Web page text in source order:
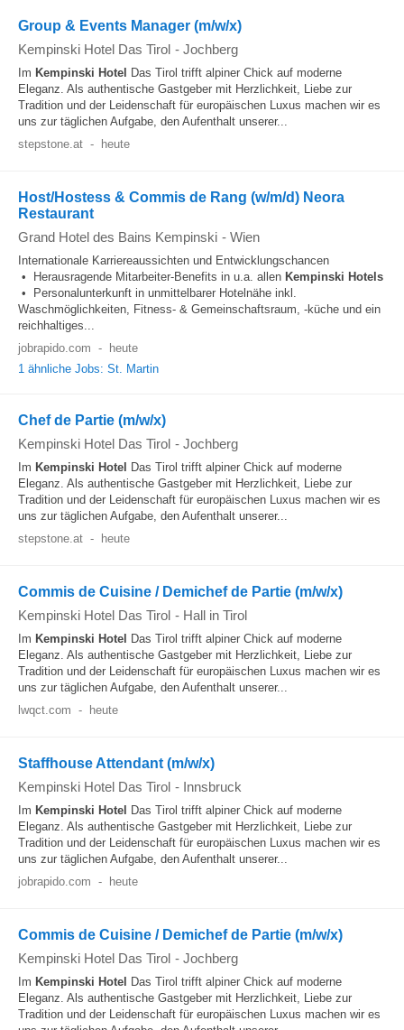
Group & Events Manager (m/w/x)
Kempinski Hotel Das Tirol - Jochberg
Im Kempinski Hotel
Das Tirol trifft alpiner Chick auf moderne
Eleganz. Als authentische Gastgeber mit Herzlichkeit, Liebe zur
Tradition und der Leidenschaft für europäischen Luxus machen wir es
uns zur täglichen Aufgabe, den Aufenthalt unserer...
stepstone.at - heute
Host/Hostess & Commis de Rang (w/m/d) Neora
Restaurant
Grand Hotel des Bains Kempinski - Wien
Internationale Karriereaussichten und Entwicklungschancen
• Herausragende Mitarbeiter-Benefits in u.a. allen Kempinski Hotels
• Personalunterkunft in unmittelbarer Hotelnähe inkl.
Waschmöglichkeiten, Fitness- & Gemeinschaftsraum, -küche und ein
reichhaltiges...
jobrapido.com -
heute
1 ähnliche Jobs: St. Martin
Chef de Partie (m/w/x)
Kempinski Hotel Das Tirol - Jochberg
Im Kempinski Hotel
Das Tirol trifft alpiner Chick auf moderne
Eleganz. Als authentische Gastgeber mit Herzlichkeit, Liebe zur
Tradition und der Leidenschaft für europäischen Luxus machen wir es
uns zur täglichen Aufgabe, den Aufenthalt unserer...
stepstone.at - heute
Commis de Cuisine / Demichef de Partie (m/w/x)
Kempinski Hotel Das Tirol - Hall in Tirol
Im Kempinski Hotel
Das Tirol trifft alpiner Chick auf moderne
Eleganz. Als authentische Gastgeber mit Herzlichkeit, Liebe zur
Tradition und der Leidenschaft für europäischen Luxus machen wir es
uns zur täglichen Aufgabe, den Aufenthalt unserer...
lwqct.com - heute
Staffhouse Attendant (m/w/x)
Kempinski Hotel Das Tirol - Innsbruck
Im Kempinski Hotel
Das Tirol trifft alpiner Chick auf moderne
Eleganz. Als authentische Gastgeber mit Herzlichkeit, Liebe zur
Tradition und der Leidenschaft für europäischen Luxus machen wir es
uns zur täglichen Aufgabe, den Aufenthalt unserer...
jobrapido.com - heute
Commis de Cuisine / Demichef de Partie (m/w/x)
Kempinski Hotel Das Tirol - Jochberg
Im Kempinski Hotel
Das Tirol trifft alpiner Chick auf moderne
Eleganz. Als authentische Gastgeber mit Herzlichkeit, Liebe zur
Tradition und der Leidenschaft für europäischen Luxus machen wir es